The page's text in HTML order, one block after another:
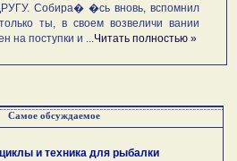
Собира� �сь вновь, вспомнил
ты, в своем возвеличи вании
на поступки и ...Читать полностью »
Самое обсуждаемое
и техника для рыбалки